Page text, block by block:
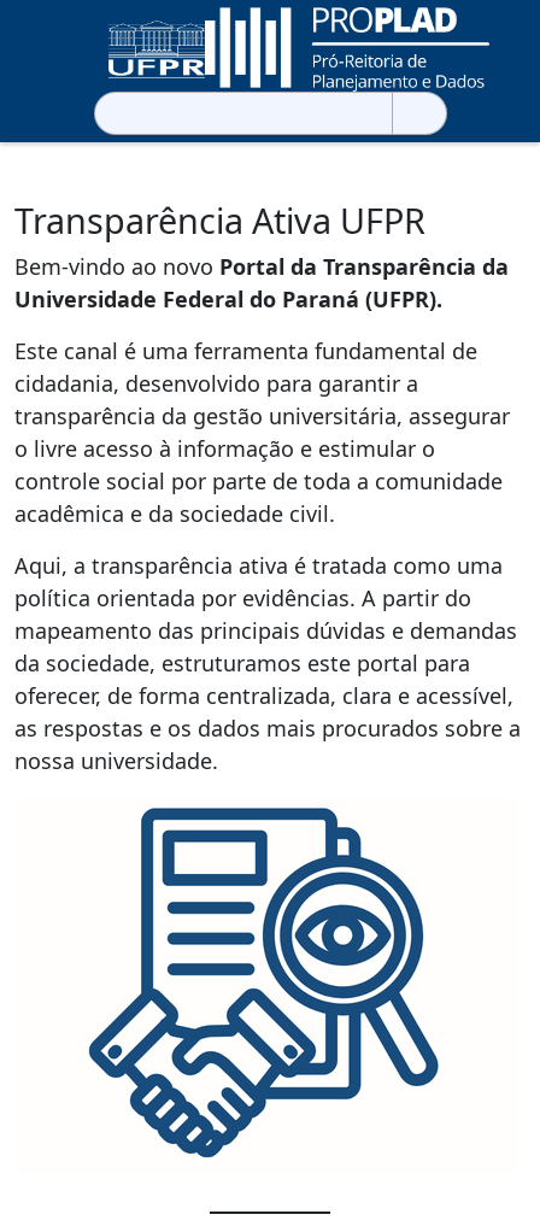
Pesquisar
por:
Transparência Ativa UFPR
Bem-vindo ao novo Portal da Transparência da
Universidade Federal do Paraná (UFPR).
Este canal é uma ferramenta fundamental de
cidadania, desenvolvido para garantir a
transparência da gestão universitária, assegurar
o livre acesso à informação e estimular o
controle social por parte de toda a comunidade
acadêmica e da sociedade civil.
Aqui, a transparência ativa é tratada como uma
política orientada por evidências. A partir do
mapeamento das principais dúvidas e demandas
da sociedade, estruturamos este portal para
oferecer, de forma centralizada, clara e acessível,
as respostas e os dados mais procurados sobre a
nossa universidade.